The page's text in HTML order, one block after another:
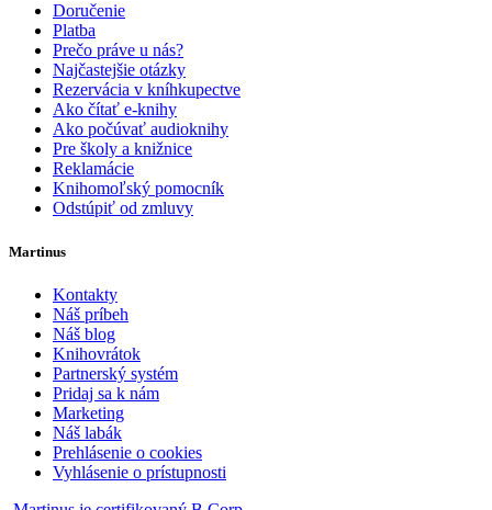
Doručenie
Platba
Prečo práve u nás?
Najčastejšie otázky
Rezervácia v kníhkupectve
Ako čítať e-knihy
Ako počúvať audioknihy
Pre školy a knižnice
Reklamácie
Knihomoľský pomocník
Odstúpiť od zmluvy
Martinus
Kontakty
Náš príbeh
Náš blog
Knihovrátok
Partnerský systém
Pridaj sa k nám
Marketing
Náš labák
Prehlásenie o cookies
Vyhlásenie o prístupnosti